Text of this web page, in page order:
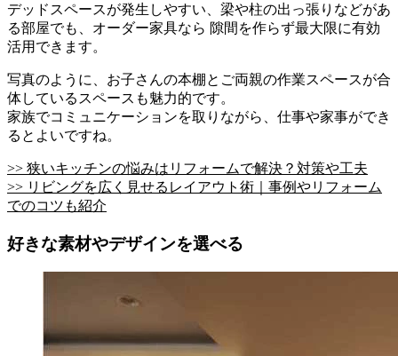
デッドスペースが発生しやすい、梁や柱の出っ張りなどがあ
る部屋でも、オーダー家具なら 隙間を作らず最大限に有効
活用できます。
写真のように、お子さんの本棚とご両親の作業スペースが合
体しているスペースも魅力的です。
家族でコミュニケーションを取りながら、仕事や家事ができ
るとよいですね。
>> 狭いキッチンの悩みはリフォームで解決？対策や工夫
>> リビングを広く見せるレイアウト術｜事例やリフォーム
でのコツも紹介
好きな素材やデザインを選べる